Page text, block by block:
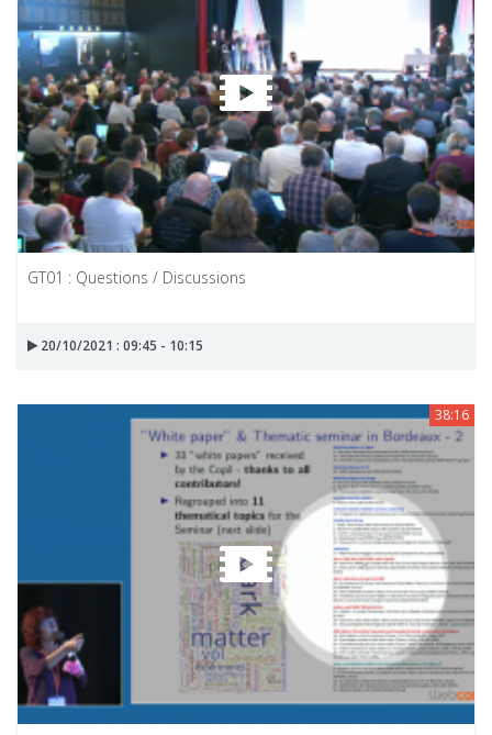
GT01 : Questions / Discussions
20/10/2021 : 09:45 - 10:15
38:16